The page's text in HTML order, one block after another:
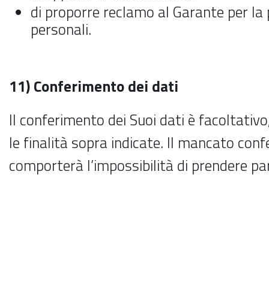
di proporre reclamo al Garante per
personali.
11) Conferimento dei dati
Il conferimento dei Suoi dati è
le finalità sopra indicate. Il mancato
comporterà l’impossibilità di prendere